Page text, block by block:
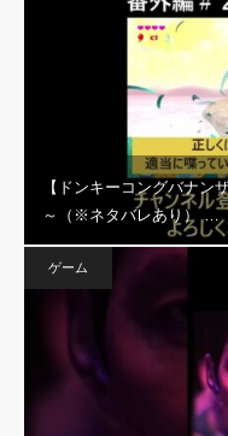
【ドンキーコングバナン
～（※ネタバレあり） …
ゲーム